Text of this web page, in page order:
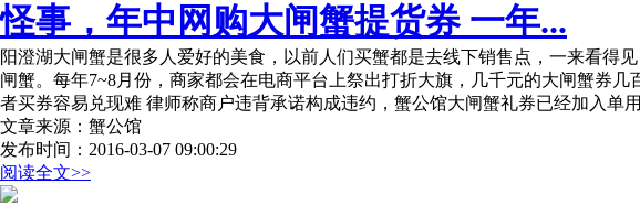
怪事，年中网购大闸蟹提货券 一年...
阳澄湖大闸蟹是很多人爱好的美食，以前人们买蟹都是去线下销售点，一来看得
闸蟹。每年7~8月份，商家都会在电商平台上祭出打折大旗，几千元的大闸蟹券
者买券容易兑现难 律师称商户违背承诺构成违约，蟹公馆大闸蟹礼券已经加入
文章来源：蟹公馆
发布时间：2016-03-07 09:00:29
阅读全文>>